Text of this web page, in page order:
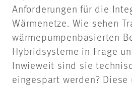
Anforderungen für die
Wärmenetze. Wie sehen
wärmepumpenbasierten
Hybridsysteme in Frage
Inwieweit sind sie
eingespart werden?